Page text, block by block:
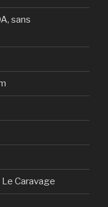
sans
Caravage